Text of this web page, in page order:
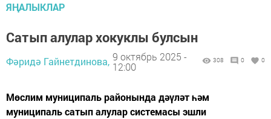
ЯҢАЛЫКЛАР
Сатып алулар хокуклы булсын
Фәридә Гайнетдинова, 9 октябрь 2025 -
12:00
308 0 0
Мөслим муниципаль районында дәүләт һәм
муниципаль сатып алулар системасы эшли